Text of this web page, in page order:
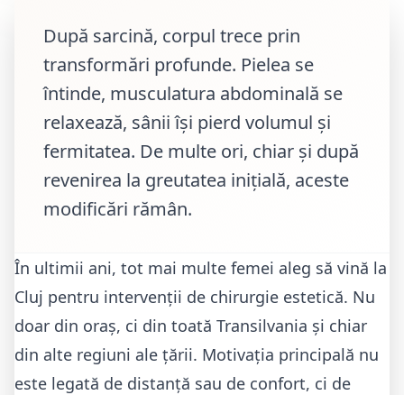
După sarcină, corpul trece prin
transformări profunde. Pielea se
întinde, musculatura abdominală se
relaxează, sânii își pierd volumul și
fermitatea. De multe ori, chiar și după
revenirea la greutatea inițială, aceste
modificări rămân.
În ultimii ani, tot mai multe femei aleg să vină la
Cluj pentru intervenții de chirurgie estetică. Nu
doar din oraș, ci din toată Transilvania și chiar
din alte regiuni ale țării. Motivația principală nu
este legată de distanță sau de confort, ci de